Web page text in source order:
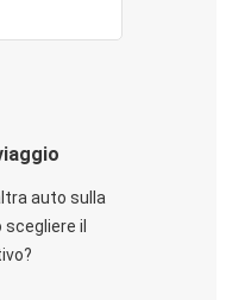
auto sulla
il